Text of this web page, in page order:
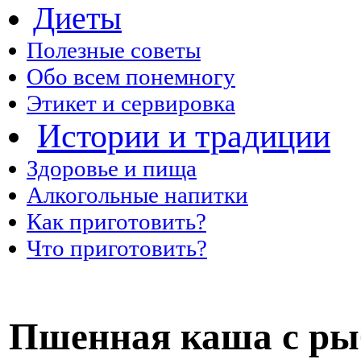
Диеты
Полезные советы
Обо всем понемногу
Этикет и сервировка
Истории и традиции
Здоровье и пища
Алкогольные напитки
Как приготовить?
Что приготовить?
Пшенная каша с